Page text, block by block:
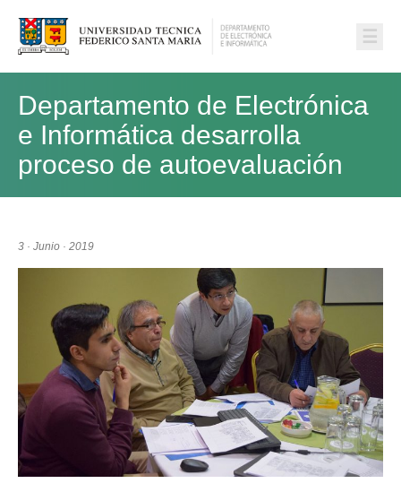
☰
Departamento de Electrónica
e Informática desarrolla
proceso de autoevaluación
3 · Junio · 2019